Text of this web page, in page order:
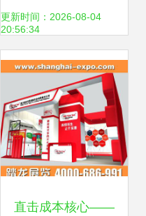
现代诠释
更新时间：2026-08-04
20:56:34
直击成本核心——